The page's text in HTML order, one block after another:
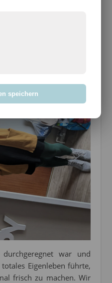
geplant war, ging nicht,
von denen ich dachte,
ihr auf dem Bild sehen
war und
Eigenleben führte,
frisch zu machen. Wir
speichern